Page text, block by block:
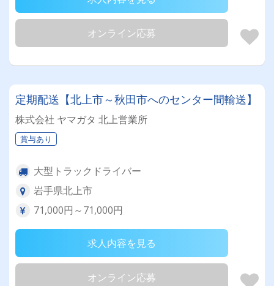
オンライン応募
定期配送【北上市～秋田市へのセンター間輸送】
株式会社 ヤマガタ 北上営業所
賞与あり
大型トラックドライバー
岩手県北上市
71,000円～71,000円
求人内容を見る
オンライン応募